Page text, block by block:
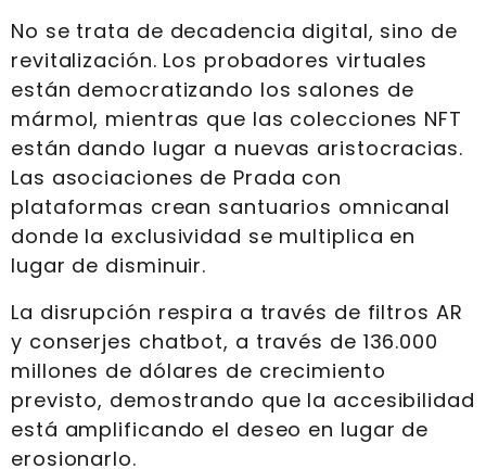
No se trata de decadencia digital, sino de
revitalización. Los probadores virtuales
están democratizando los salones de
mármol, mientras que las colecciones NFT
están dando lugar a nuevas aristocracias.
Las asociaciones de Prada con
plataformas crean santuarios omnicanal
donde la exclusividad se multiplica en
lugar de disminuir.
La disrupción respira a través de filtros AR
y conserjes chatbot, a través de 136.000
millones de dólares de crecimiento
previsto, demostrando que la accesibilidad
está amplificando el deseo en lugar de
erosionarlo.